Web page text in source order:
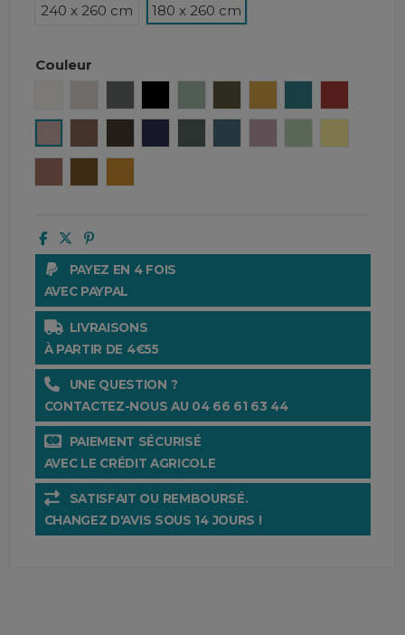
240 x 260 cm
180 x 260 cm
Couleur
PAYEZ EN 4 FOIS
AVEC PAYPAL
LIVRAISONS
À PARTIR DE 4€55
UNE QUESTION ?
CONTACTEZ-NOUS AU 04 66 61 63 44
PAIEMENT SÉCURISÉ
AVEC LE CRÉDIT AGRICOLE
SATISFAIT OU REMBOURSÉ.
CHANGEZ D'AVIS SOUS 14 JOURS !